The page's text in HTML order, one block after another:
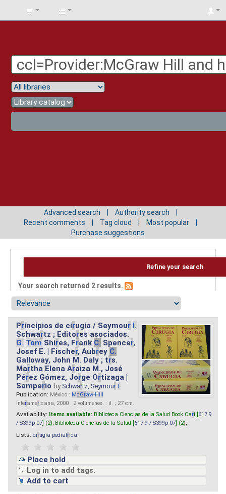
BIBLIOTECA
Advanced search
Authority search
Recent comments
Tag cloud
Most popular
Purchase suggestions
Refine your search
Your search returned 2 results.
Principios de cirugía / Seymour I.
Schwartz ; Editores asociados.
G. Tom Shires, Frank C. Spencer,
Josef E. | Fischer, Aubrey C.
Galloway, John M. Daly ; trs.
Martha Elena Araiza M., José
Pérez Gómez, Jorge Ortizaga |
Samperio by Schwartz, Seymour I.
Publication: México : McGraw-Hill
Interamericana, 2000 . 2 volumenes. : il. ; 27 cm.
Availability: Items available: Biblioteca Ciencias de la Salud Book Cart [ 617.9
/ S399p-07 ] (2), Biblioteca Ciencias de la Salud [ 617.9 / S399p-07 ] (2),
Lists: cirugia pediatrica
Place hold
Log in to add tags.
Add to cart